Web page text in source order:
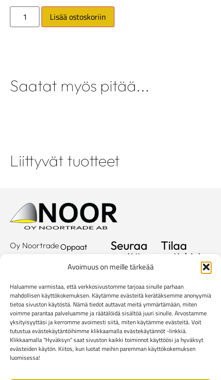
Avoimuus on meille tärkeää
Haluamme varmistaa, että verkkosivustomme tarjoaa sinulle parhaan
mahdollisen käyttökokemuksen. Käytämme evästeitä kerätäksemme anonyymiä
tietoa sivuston käytöstä. Nämä tiedot auttavat meitä ymmärtämään, miten
voimme parantaa palveluamme ja räätälöidä sisältöä juuri sinulle. Arvostamme
yksityisyyttäsi ja kerromme avoimesti siitä, miten käytämme evästeitä. Voit
tutustua evästekäytäntöihimme klikkaamalla evästekäytännöt -linkkiä.
Klikkaamalla "Hyväksyn" saat sivuston kaikki toiminnot käyttöösi ja hyväksyt
evästeiden käytön. Kiitos, kun luotat meihin paremman käyttökokemuksen
luomisessa!
Lisää ostoskoriin
Saatat myös pitää...
Liittyvät tuotteet
Oy Noortrade
Hallimestarinkatu
20780
Kaarina
info@noortrade.fi
+358 2 51 22
500
Oppaat
Kuvastot
Showroom
Yritys
Yhteystiedot
Ajankohtaista
Seuraa
meitä
Tilaa
uutiskirje